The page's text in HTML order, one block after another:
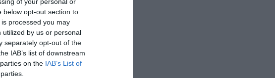
below opt-out section to
processed you may
by us or personal
separately opt-out of the
IAB’s list of downstream
on the IAB’s List of